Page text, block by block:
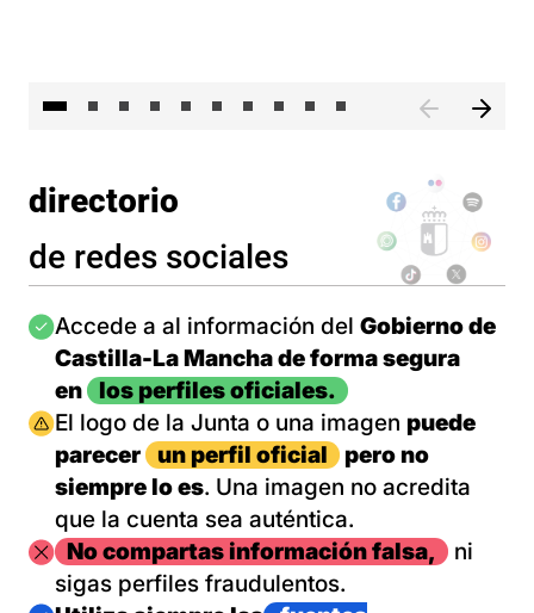
directorio
de redes sociales
Imagen
Accede a al información del Gobierno de
Castilla-La Mancha de forma segura
en
los perfiles oficiales.
Imagen
El logo de la Junta o una imagen puede
parecer
un perfil oficial
pero no
siempre lo es. Una imagen no acredita
que la cuenta sea auténtica.
ImagenNo compartas información falsa,
ni
sigas perfiles fraudulentos.